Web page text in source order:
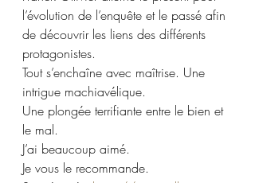
l’évolution de l’enquête et le passé afin
de découvrir les liens des différents
protagonistes.
Tout s’enchaîne avec maîtrise. Une
intrigue machiavélique.
Une plongée terrifiante entre le bien et
le mal.
J’ai beaucoup aimé.
Je vous le recommande.